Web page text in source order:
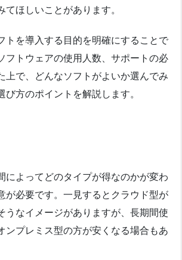
てほしいことがあります。
トを導入する目的を明確にすることで
フトウェアの使用人数、サポートの必
上で、どんなソフトがよいか選んでみ
び方のポイントを解説します。
によってどのタイプが得なのかが変わ
が必要です。一見するとクラウド型が
うなイメージがありますが、長期間使
ンプレミス型の方が安くなる場合もあ